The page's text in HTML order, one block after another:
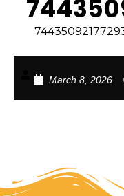
March 8, 2026